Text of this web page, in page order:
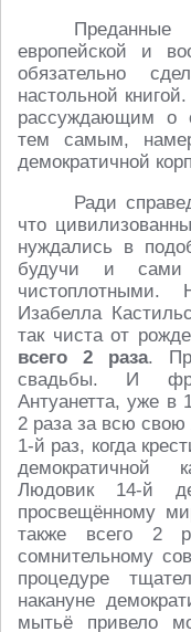
европейской и
обязательно
настольной
рассуждающим о
тем самым,
демократичной
Ради
что
нуждались в
будучи и сами
чистоплотными.
Изабелла
так чиста от
всего 2 раза.
свадьбы. И
Антуанетта, уже в
2 раза за всю
1-й раз, когда
демократичной
Людовик 14-й
просвещённому
также всего
сомнительному
процедуре
накануне
мытьё привело